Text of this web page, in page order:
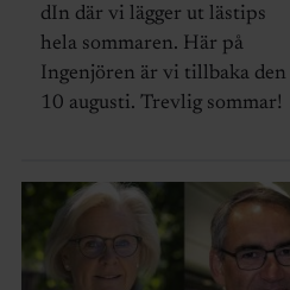
dIn där vi lägger ut lästips
hela sommaren. Här på
Ingenjören är vi tillbaka den
10 augusti. Trevlig sommar!